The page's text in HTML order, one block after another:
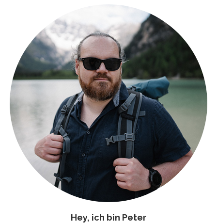
Hey, ich bin Peter